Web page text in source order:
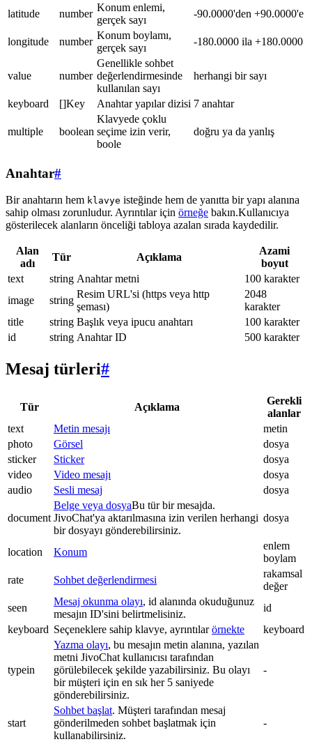
latitude
number
Konum enlemi,
gerçek sayı
-90.0000'den +90.0000'e
longitude number
Konum boylamı,
gerçek sayı
-180.0000 ila +180.0000
value number
Genellikle sohbet
değerlendirmesinde
kullanılan sayı
herhangi bir sayı
keyboard []Key Anahtar yapılar dizisi 7 anahtar
multiple boolean
Klavyede çoklu
seçime izin verir,
boole
doğru ya da yanlış
Anahtar#
Bir anahtarın hem klavye isteğinde hem de yanıtta bir yapı alanına
sahip olması zorunludur. Ayrıntılar için örneğe bakın.Kullanıcıya
gösterilecek alanların önceliği tabloya azalan sırada kaydedilir.
Alan
adı
Tür Açıklama
Azami
boyut
text
string Anahtar metni
100 karakter
image
string
Resim URL'si (https veya http
şeması)
2048
karakter
title
string Başlık veya ipucu anahtarı
100 karakter
id
string Anahtar ID 500 karakter
Mesaj türleri#
Tür Açıklama
Gerekli
alanlar
text
Metin mesajı
metin
photo
Görsel
dosya
sticker
Sticker
dosya
video
Video mesajı
dosya
audio
Sesli mesaj dosya
document
Belge veya dosyaBu tür bir mesajda.
JivoChat'ya aktarılmasına izin verilen herhangi
bir dosyayı gönderebilirsiniz.
dosya
location Konum
enlem
boylam
rate
Sohbet değerlendirmesi
rakamsal
değer
seen
Mesaj okunma olayı, id alanında okuduğunuz
mesajın ID'sini belirtmelisiniz.
id
keyboard Seçeneklere sahip klavye, ayrıntılarörnekte keyboard
typein
Yazma olayı, bu mesajın metin alanına, yazılan
metni JivoChat kullanıcısı tarafından
görülebilecek şekilde yazabilirsiniz. Bu olayı
bir müşteri için en sık her 5 saniyede
gönderebilirsiniz.
-
start
Sohbet başlat. Müşteri tarafından mesaj
gönderilmeden sohbet başlatmak için
kullanabilirsiniz.
-